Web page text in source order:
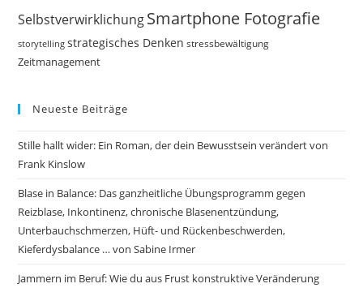
SelbstverwirklichungSmartphone Fotografie
storytelling strategisches Denken stressbewältigung
Zeitmanagement
Neueste Beiträge
Stille hallt wider: Ein Roman, der dein Bewusstsein verändert von
Frank Kinslow
Blase in Balance: Das ganzheitliche Übungsprogramm gegen
Reizblase, Inkontinenz, chronische Blasenentzündung,
Unterbauchschmerzen, Hüft- und Rückenbeschwerden,
Kieferdysbalance … von Sabine Irmer
Jammern im Beruf: Wie du aus Frust konstruktive Veränderung